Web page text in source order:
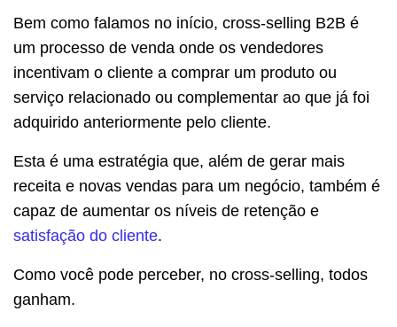
Bem como falamos no início, cross-selling B2B é
um processo de venda onde os vendedores
incentivam o cliente a comprar um produto ou
serviço relacionado ou complementar ao que já foi
adquirido anteriormente pelo cliente.
Esta é uma estratégia que, além de gerar mais
receita e novas vendas para um negócio, também é
capaz de aumentar os níveis de retenção e
satisfação do cliente.
Como você pode perceber, no cross-selling, todos
ganham.